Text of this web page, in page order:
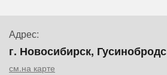
Адрес:
г. Новосибирск,
см.на карте